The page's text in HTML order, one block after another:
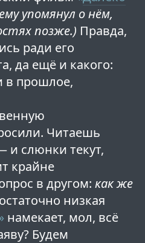
упомянул о нём,
позже.) Правда,
ради его
да ещё и какого:
в прошлое,
Читаешь
и слюнки текут,
крайне
в другом: как же
низкая
намекает, мол, всё
Будем